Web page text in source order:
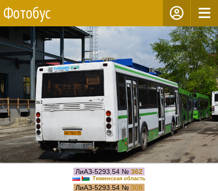
Фотобус
ЛиАЗ-5293.54 № 362
Тюменская область
ЛиАЗ-5293.54 № 308